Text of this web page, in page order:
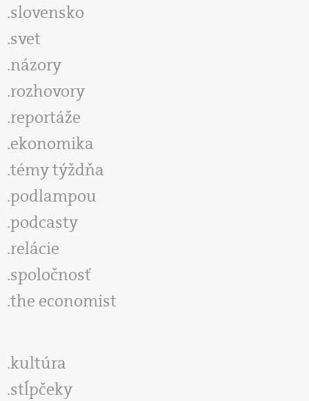
slovensko
svet
názory
rozhovory
reportáže
ekonomika
témy týždňa
podlampou
podcasty
relácie
spoločnosť
the economist
kultúra
stĺpčeky